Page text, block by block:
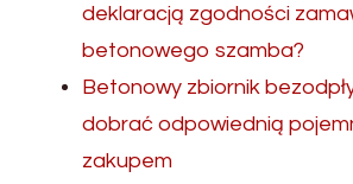
deklaracją zgodności
betonowego szamba?
Betonowy zbiornik
dobrać odpowiednią
zakupem